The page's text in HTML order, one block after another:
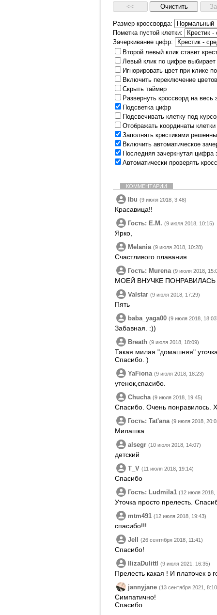
Размер кроссворда:
Пометка пустой клетки:
Зачеркивание цифр:
Второй левый клик ставит
Левый клик по цифре выбирает
Игнорировать цвет при клике
Включить переключение
Скрыть таймер
Развернуть кроссворд на
Подсветка цифр
Подсвечивать клетку под
Отображать координаты
Заполнять крестиками
Включить автоматическое
Последняя зачеркнутая цифра
Автоматически проверять
КОММЕНТАРИИ
Ibu (9 июля 2018, 3:48)
Красавица!!
Гость: E.M. (9 июля 2018, 10:15)
Ярко,
Melania (9 июля 2018, 10:28)
Счастливого плавания
Гость: Murena (9 июля 2018,
МОЕЙ ВНУЧКЕ ПОНРАВИЛАСЬ
Valstar (9 июля 2018, 17:29)
Пять
baba_yaga00 (9 июля 2018,
Забавная. :))
Breath (9 июля 2018, 18:09)
Такая милая "домашняя"
Спасибо. )
YaFiona (9 июля 2018, 18:23)
утенок,спасибо.
Chucha (9 июля 2018, 19:45)
Спасибо. Очень понравилось.
Гость: Tatʹana (9 июля 2018,
Милашка
alsegr (10 июля 2018, 14:07)
детский
T_V (11 июля 2018, 19:14)
Спасибо
Гость: Ludmila1 (12 июля 2018,
Уточка просто прелесть.
mtm491 (12 июля 2018, 19:43)
спасибо!!!
Jell (26 сентября 2018, 11:41)
Спасибо!
IlizaDulittl (9 июля 2021, 16:35)
Прелесть какая ! И платочек в
jannyjane (13 сентября 2021,
Симпатично!
Спасибо